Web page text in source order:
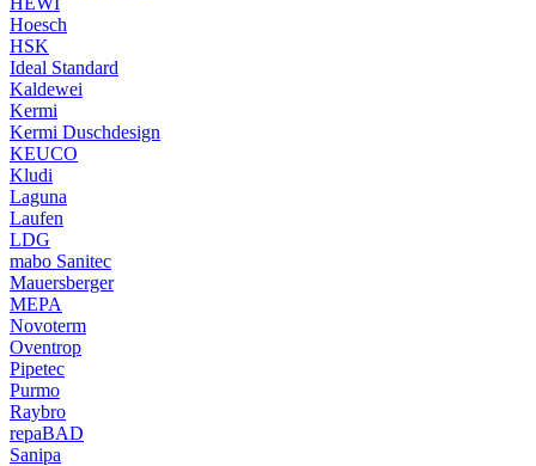
Hoesch
HSK
Ideal Standard
Kaldewei
Kermi
Kermi Duschdesign
KEUCO
Kludi
Laguna
Laufen
LDG
mabo Sanitec
Mauersberger
MEPA
Novoterm
Oventrop
Pipetec
Purmo
Raybro
repaBAD
Sanipa